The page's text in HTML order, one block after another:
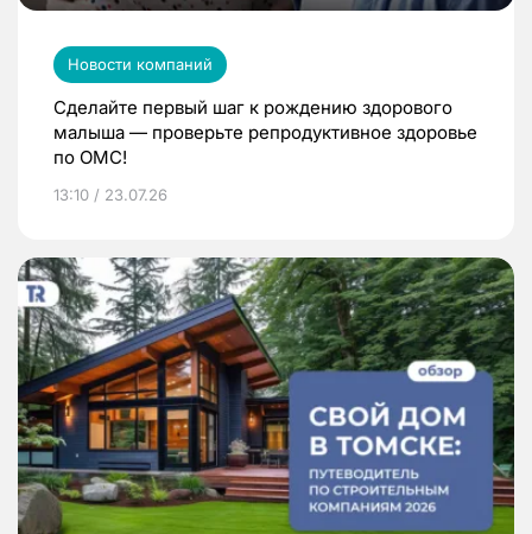
Новости компаний
Сделайте первый шаг к рождению здорового
малыша — проверьте репродуктивное здоровье
по ОМС!
13:10 / 23.07.26